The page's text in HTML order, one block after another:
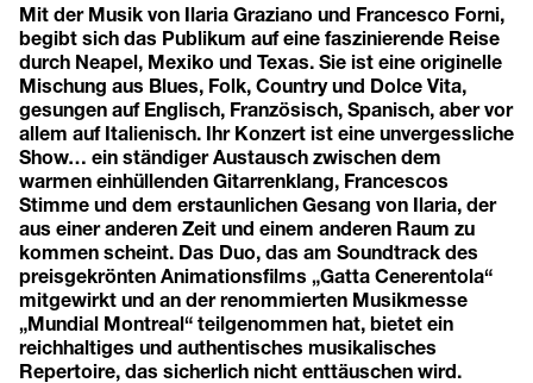
Mit der Musik von Ilaria Graziano und Francesco Forni,
begibt sich das Publikum auf eine faszinierende Reise
durch Neapel, Mexiko und Texas. Sie ist eine originelle
Mischung aus Blues, Folk, Country und Dolce Vita,
gesungen auf Englisch, Französisch, Spanisch, aber vor
allem auf Italienisch. Ihr Konzert ist eine unvergessliche
Show… ein ständiger Austausch zwischen dem
warmen einhüllenden Gitarrenklang, Francescos
Stimme und dem erstaunlichen Gesang von Ilaria, der
aus einer anderen Zeit und einem anderen Raum zu
kommen scheint. Das Duo, das am Soundtrack des
preisgekrönten Animationsfilms „Gatta Cenerentola“
mitgewirkt und an der renommierten Musikmesse
„Mundial Montreal“ teilgenommen hat, bietet ein
reichhaltiges und authentisches musikalisches
Repertoire, das sicherlich nicht enttäuschen wird.